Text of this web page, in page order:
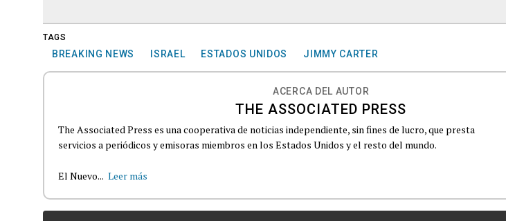
TAGS
BREAKING NEWS ISRAEL ESTADOS UNIDOS JIMMY CARTER
ACERCA DEL AUTOR
THE ASSOCIATED PRESS
The Associated Press es una cooperativa de noticias independiente, sin fines de lucro, que presta
servicios a periódicos y emisoras miembros en los Estados Unidos y el resto del mundo.
El Nuevo... Leer más